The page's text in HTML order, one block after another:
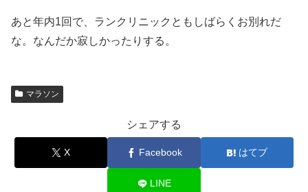
あと年内1回で、ランクリニックともしばらくお別れだ
な。なんだか寂しかったりする。
マラソン
シェアする
X Facebook はてブ
LINE